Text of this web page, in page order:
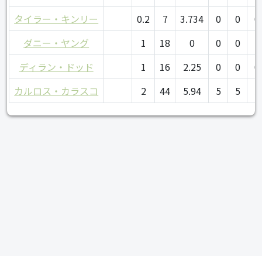
タイラー・キンリー
0.2 7 3.734 0 0
0
ダニー・ヤング
1 18 0 0 0
ディラン・ドッド
1 16 2.25 0 0
0
カルロス・カラスコ
2 44 5.94 5 5